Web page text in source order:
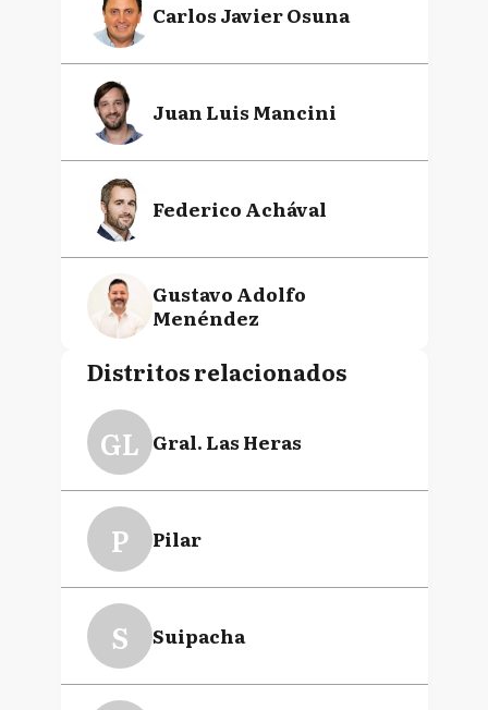
Carlos Javier Osuna
Juan Luis Mancini
Federico Achával
Gustavo Adolfo
Menéndez
Mauro Santiago García
Leonardo Boto
Ricardo Pedro
Distritos relacionados
GL Gral. Las Heras
P Pilar
S Suipacha